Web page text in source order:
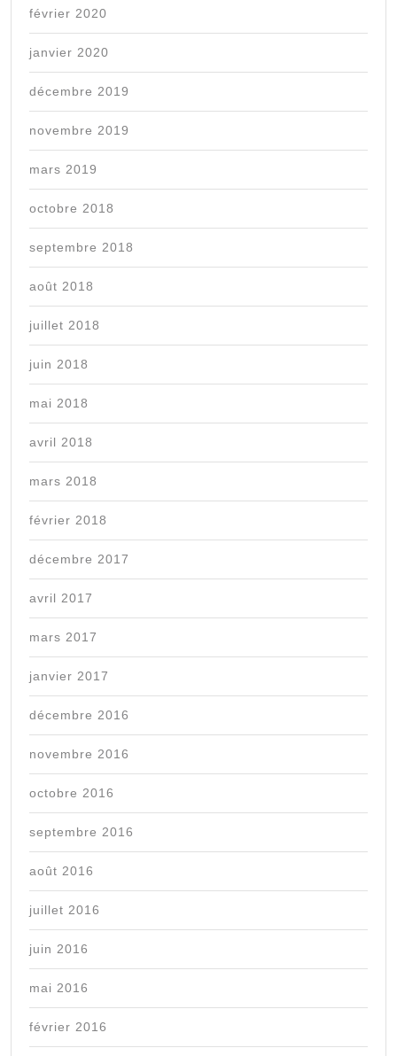
février 2020
janvier 2020
décembre 2019
novembre 2019
mars 2019
octobre 2018
septembre 2018
août 2018
juillet 2018
juin 2018
mai 2018
avril 2018
mars 2018
février 2018
décembre 2017
avril 2017
mars 2017
janvier 2017
décembre 2016
novembre 2016
octobre 2016
septembre 2016
août 2016
juillet 2016
juin 2016
mai 2016
février 2016